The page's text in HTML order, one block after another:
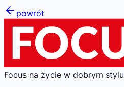
powrót
Focus na życie w dobrym stylu